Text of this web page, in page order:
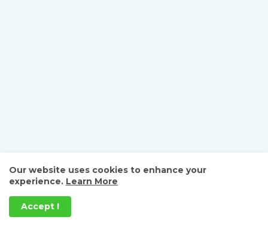
Our website uses cookies to enhance your
experience. Learn More
Accept !